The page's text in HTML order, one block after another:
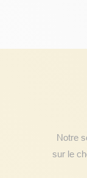
Notre
sur le